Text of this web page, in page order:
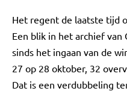
Het regent de laatste tijd
Een blik in het archief
sinds het ingaan van de
27 op 28 oktober, 32
Dat is een verdubbeling